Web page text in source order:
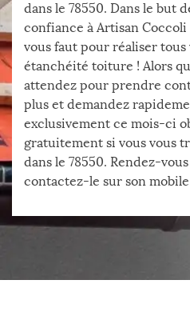
dans le 78550. Dans le but
confiance à Artisan
vous faut pour réaliser tous
étanchéité toiture ! Alors
attendez pour prendre
plus et demandez
exclusivement ce mois-ci
gratuitement si vous vous
dans le 78550. Rendez-
contactez-le sur son mobile